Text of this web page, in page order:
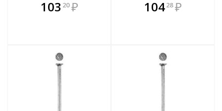
103 20 ₽
В комплекте
всегда выгоднее!
В комплекте
всегда выгоднее!
10428 ₽